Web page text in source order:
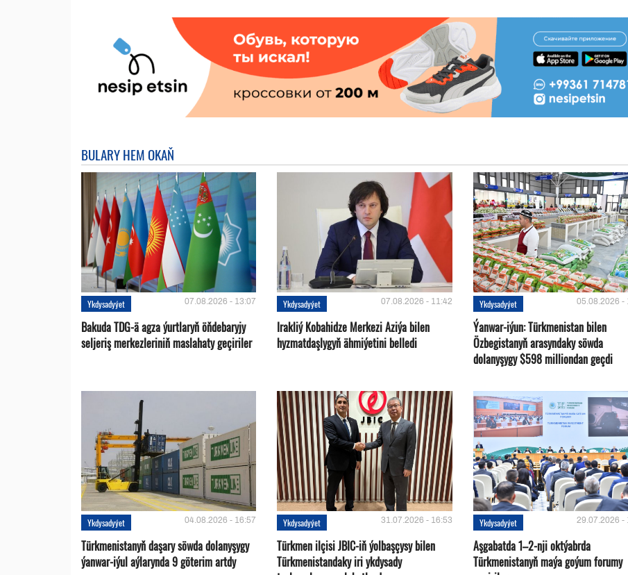
BULARY HEM OKAŇ
Ykdysadyýet 07.08.2026 - 13:07
Bakuda TDG-ä agza ýurtlaryň öňdebaryjy
seljeriş merkezleriniň maslahaty geçiriler
Ykdysadyýet 07.08.2026 - 11:42
Irakliý Kobahidze Merkezi Aziýa bilen
hyzmatdaşlygyň ähmiýetini belledi
Ykdysadyýet 05.08.2026 -
Ýanwar-iýun: Türkmenistan bilen
Özbegistanyň arasyndaky söwda
dolanyşygy $598 milliondan geçdi
Ykdysadyýet 04.08.2026 - 16:57
Türkmenistanyň daşary söwda dolanyşygy
ýanwar-iýul aýlarynda 9 göterim artdy
Ykdysadyýet 31.07.2026 - 16:53
Türkmen ilçisi JBIC-iň ýolbaşçysy bilen
Türkmenistandaky iri ykdysady
Ykdysadyýet 29.07.2026 -
Aşgabatda 1–2-nji oktýabrda
Türkmenistanyň maýa goýum forumy